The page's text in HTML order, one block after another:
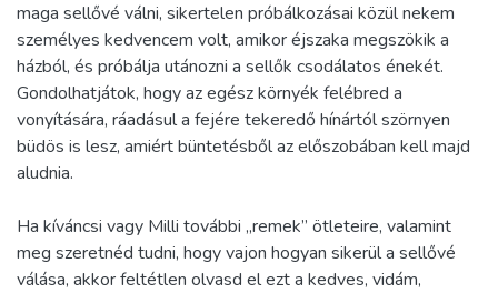
maga sellővé válni, sikertelen próbálkozásai közül nekem
személyes kedvencem volt, amikor éjszaka megszökik a
házból, és próbálja utánozni a sellők csodálatos énekét.
Gondolhatjátok, hogy az egész környék felébred a
vonyítására, ráadásul a fejére tekeredő hínártól szörnyen
büdös is lesz, amiért büntetésből az előszobában kell majd
aludnia.
Ha kíváncsi vagy Milli további „remek” ötleteire, valamint
meg szeretnéd tudni, hogy vajon hogyan sikerül a sellővé
válása, akkor feltétlen olvasd el ezt a kedves, vidám,